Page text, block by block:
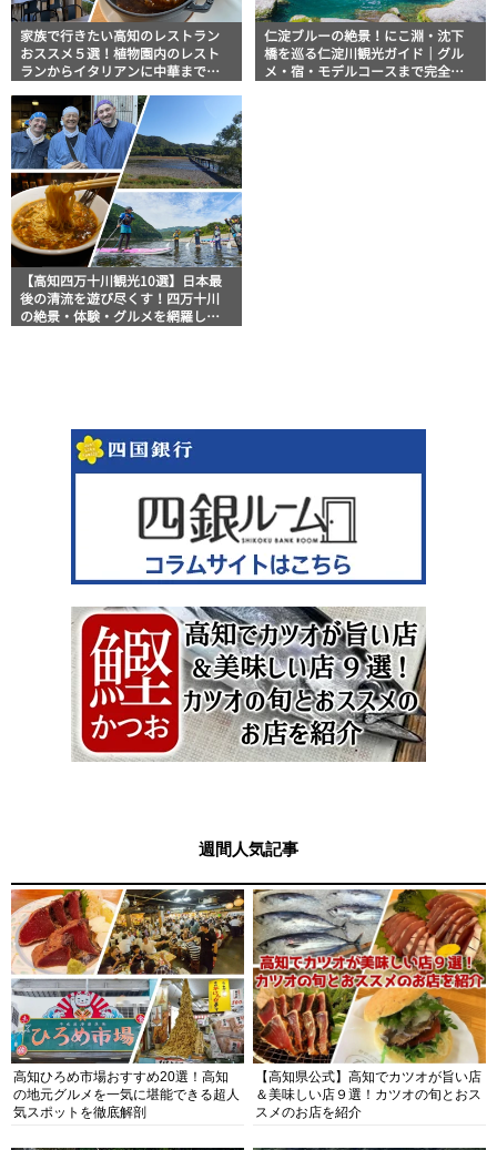
家族で行きたい高知のレストラン
おススメ５選！植物園内のレスト
ランからイタリアンに中華まで楽
仁淀ブルーの絶景！にこ淵・沈下
橋を巡る仁淀川観光ガイド｜グル
メ・宿・モデルコースまで完全網
【高知四万十川観光10選】日本最
後の清流を遊び尽くす！四万十川
の絶景・体験・グルメを網羅した
週間人気記事
高知ひろめ市場おすすめ20選！高知
の地元グルメを一気に堪能できる超人
気スポットを徹底解剖
【高知県公式】高知でカツオが旨い店
＆美味しい店９選！カツオの旬とおス
スメのお店を紹介